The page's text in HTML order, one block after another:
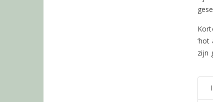
zijn